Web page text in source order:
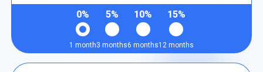
0%
1 month
5%
3 months
10%
6 months
15%
12 months